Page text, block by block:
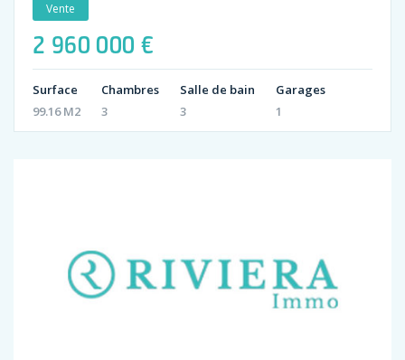
Vente
2 960 000 €
Surface
99.16 M2
Chambres
3
Salle de bain
3
Garages
1